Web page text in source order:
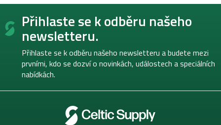
Z
Přihlaste se k odběru našeho
newsletteru.
Přihlaste se k odběru našeho newsletteru a budete mezi
prvními, kdo se dozví o novinkách, událostech a speciálních
nabídkách.